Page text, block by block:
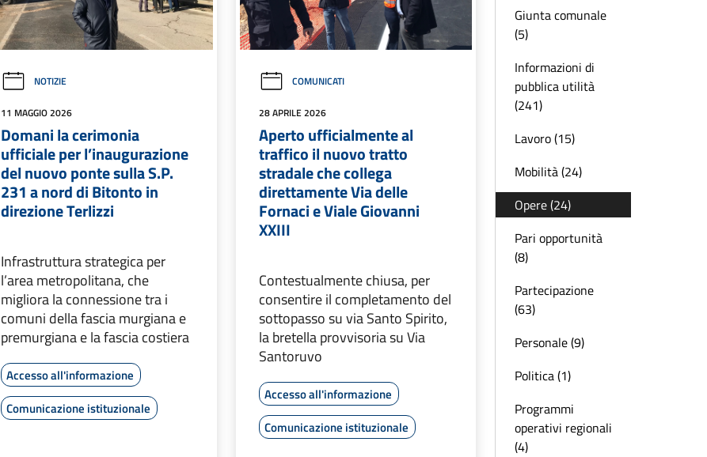
NOTIZIE
11 MAGGIO 2026
Domani la cerimonia
ufficiale per l’inaugurazione
del nuovo ponte sulla S.P.
231 a nord di Bitonto in
direzione Terlizzi
Infrastruttura strategica per
l’area metropolitana, che
migliora la connessione tra i
comuni della fascia murgiana e
premurgiana e la fascia costiera
Accesso all'informazione
Comunicazione istituzionale
COMUNICATI
28 APRILE 2026
Aperto ufficialmente al
traffico il nuovo tratto
stradale che collega
direttamente Via delle
Fornaci e Viale Giovanni
XXIII
Contestualmente chiusa, per
consentire il completamento del
sottopasso su via Santo Spirito,
la bretella provvisoria su Via
Santoruvo
Accesso all'informazione
Comunicazione istituzionale
Giunta comunale
(5)
Informazioni di
pubblica utilità
(241)
Lavoro (15)
Mobilità (24)
Opere (24)
Pari opportunità
(8)
Partecipazione
(63)
Personale (9)
Politica (1)
Programmi
operativi regionali
(4)